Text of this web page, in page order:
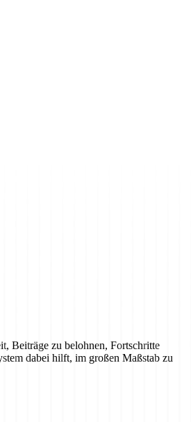
Beiträge zu belohnen, Fortschritte
dabei hilft, im großen Maßstab zu